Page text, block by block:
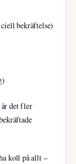
bekräftelse)
det fler
koll på allt –